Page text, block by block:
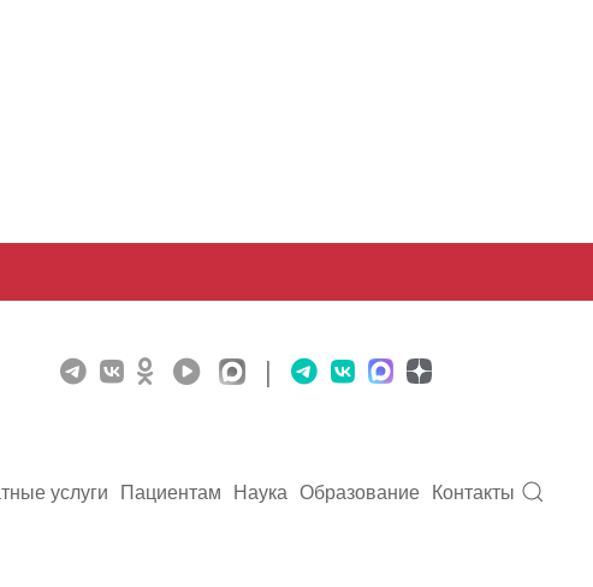
|
услуги Пациентам Наука Образование Контакты